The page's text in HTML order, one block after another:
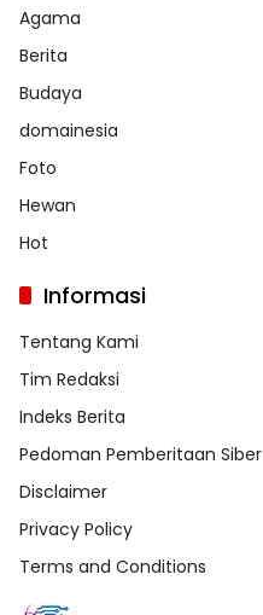
Agama
Berita
Budaya
domainesia
Foto
Hewan
Hot
Informasi
Tentang Kami
Tim Redaksi
Indeks Berita
Pedoman Pemberitaan Siber
Disclaimer
Privacy Policy
Terms and Conditions